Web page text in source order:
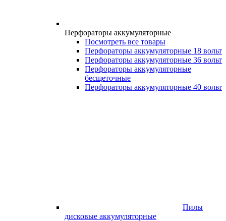
Перфораторы аккумуляторные
Посмотреть все товары
Перфораторы аккумуляторные 18 вольт
Перфораторы аккумуляторные 36 вольт
Перфораторы аккумуляторные
бесщеточные
Перфораторы аккумуляторные 40 вольт
Пилы
дисковые аккумуляторные